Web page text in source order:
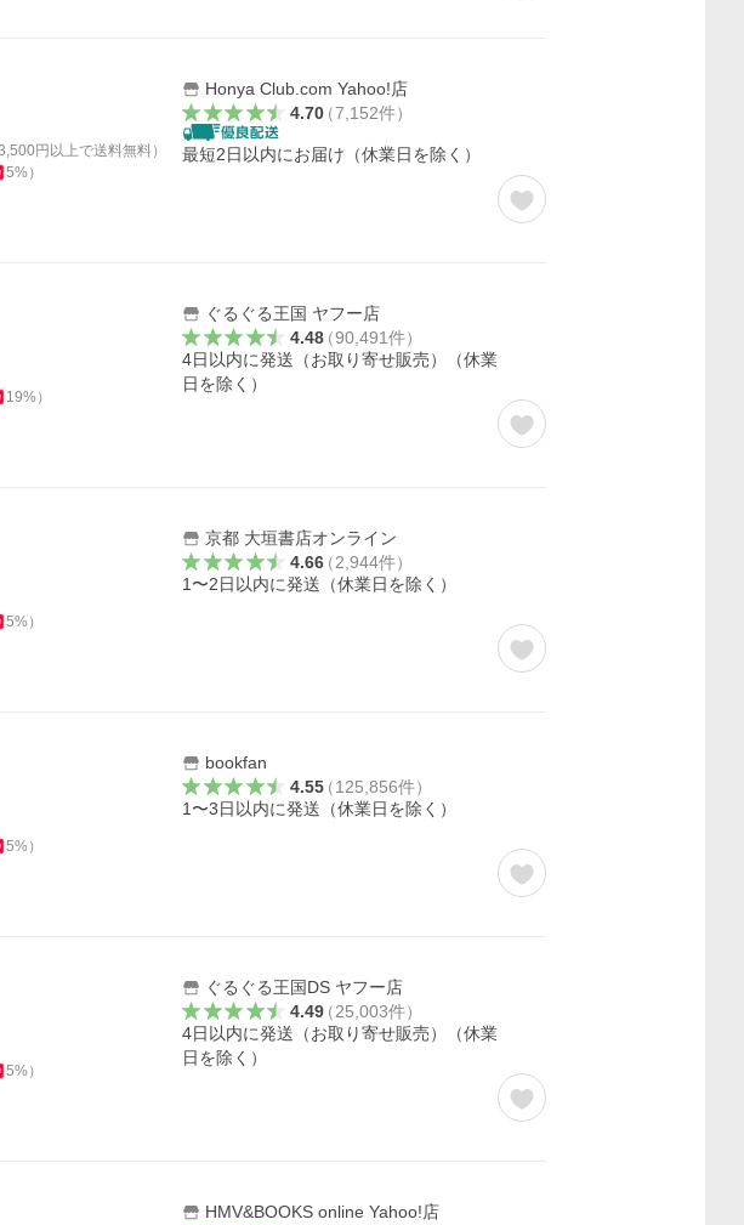
円以上で送料無料）
5%）
Honya Club.com Yahoo!店
4.70（7,152件）
最短2日以内にお届け（休業日を除く）
19%）
ぐるぐる王国 ヤフー店
4.48（90,491件）
4日以内に発送（お取り寄せ販売）（休業
日を除く）
5%）
京都 大垣書店オンライン
4.66（2,944件）
1〜2日以内に発送（休業日を除く）
5%）
bookfan
4.55（125,856件）
1〜3日以内に発送（休業日を除く）
5%）
ぐるぐる王国DS ヤフー店
4.49（25,003件）
4日以内に発送（お取り寄せ販売）（休業
日を除く）
HMV&BOOKS online Yahoo!店